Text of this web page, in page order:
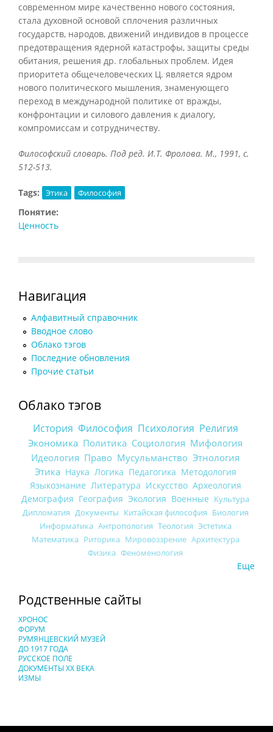
современном мире качественно нового состояния,
стала духовной основой сплочения различных
государств, народов, движений индивидов в процессе
предотвращения ядерной катастрофы, защиты среды
обитания, решения др. глобальных проблем. Идея
приоритета общечеловеческих Ц. является ядром
нового политического мышления, знаменующего
переход в международной политике от вражды,
конфронтации и силового давления к диалогу,
компромиссам и сотрудничеству.
Философский словарь. Под ред. И.Т. Фролова. М., 1991, с.
512-513.
Tags: Этика Философия
Понятие:
Ценность
Навигация
Алфавитный справочник
Вводное слово
Облако тэгов
Последние обновления
Прочие статьи
Облако тэгов
История Философия Психология Религия
Экономика Политика Социология Мифология
Идеология Право Мусульманство Этнология
Этика Наука Логика Педагогика Методология
Языкознание Литература Искусство Археология
Демография География Экология Военные Культура
Дипломатия Документы Китайская философия Биология
Информатика Антропология Теология Эстетика
Математика Риторика Мировоззрение Архитектура
Физика Феноменология
Еще
Родственные сайты
ХРОНОС
ФОРУМ
РУМЯНЦЕВСКИЙ МУЗЕЙ
ДО 1917 ГОДА
РУССКОЕ ПОЛЕ
ДОКУМЕНТЫ XX ВЕКА
ИЗМЫ